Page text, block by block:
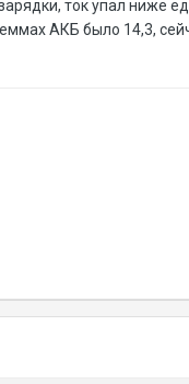
ток упал ниже
АКБ было 14,3,